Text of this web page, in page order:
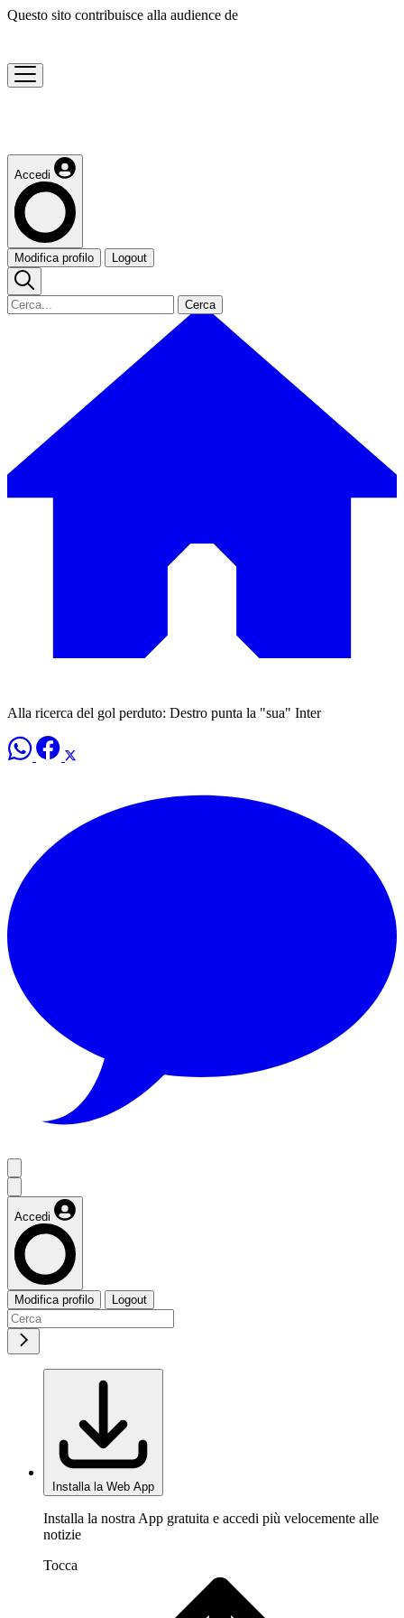
Questo sito contribuisce alla audience de
Accedi
Modifica profilo Logout
Cerca
Alla ricerca del gol perduto: Destro punta la "sua" Inter
Accedi
Modifica profilo Logout
Installa la Web App
Installa la nostra App gratuita e accedi più velocemente alle
notizie
Tocca